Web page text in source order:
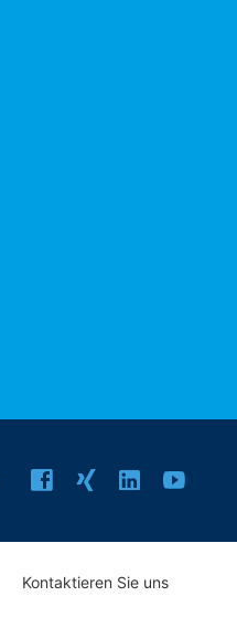
Kontaktieren Sie uns